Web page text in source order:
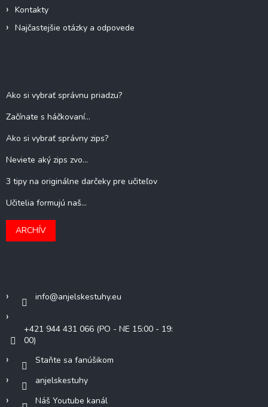
Kontakty
Najčastejšie otázky a odpovede
Ako si vybrať správnu priadzu?
Začínate s háčkovaní...
Ako si vybrať správny zips?
Neviete aký zips zvo...
3 tipy na originálne darčeky pre učiteľov
Učitelia formujú naš...
ARCHÍV
info@anjelskestuhy.eu
+421 944 431 066 (PO - NE 15:00 - 19:
00)
Staňte sa fanúšikom
anjelskestuhy
Náš Youtube kanál